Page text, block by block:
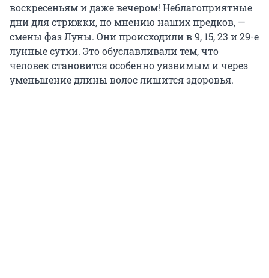
воскресеньям и даже вечером! Неблагоприятные
дни для стрижки, по мнению наших предков, —
смены фаз Луны. Они происходили в 9, 15, 23 и 29-е
лунные сутки. Это обуславливали тем, что
человек становится особенно уязвимым и через
уменьшение длины волос лишится здоровья.